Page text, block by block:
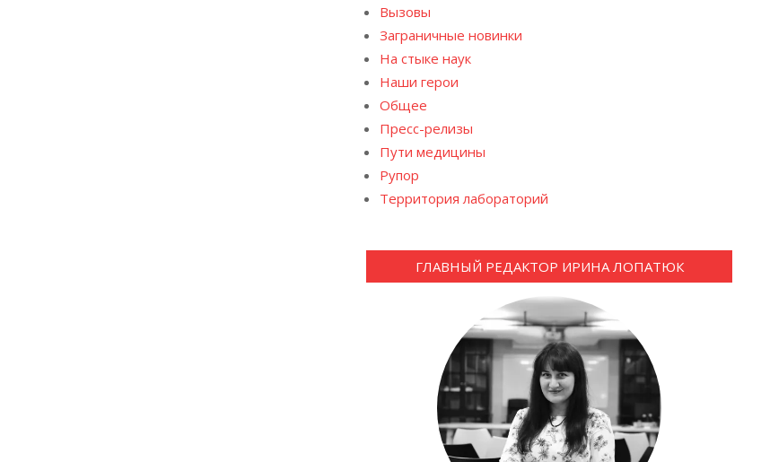
Свидетельство о рождении Владимира Хавкина
Вызовы
Заграничные новинки
На стыке наук
Наши герои
Общее
Пресс-релизы
Пути медицины
Рупор
Территория лабораторий
ГЛАВНЫЙ РЕДАКТОР ИРИНА ЛОПАТЮК